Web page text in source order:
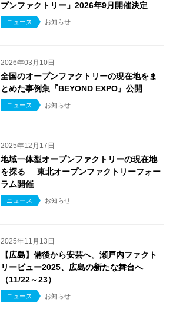
プンファクトリー」2026年9月開催決定
ニュース お知らせ
2026年03月10日
全国のオープンファクトリーの現在地をま
とめた事例集『BEYOND EXPO』公開
ニュース お知らせ
2025年12月17日
地域一体型オープンファクトリーの現在地
を探る──東北オープンファクトリーフォー
ラム開催
ニュース お知らせ
2025年11月13日
【広島】備後から安芸へ。瀬戸内ファクト
リービュー2025、広島の新たな舞台へ
（11/22～23）
ニュース お知らせ